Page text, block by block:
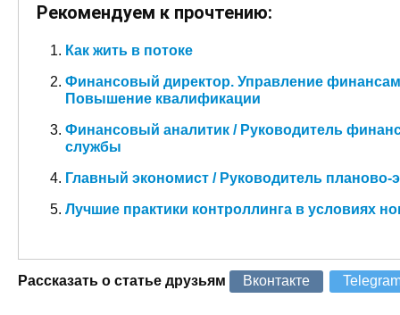
Рекомендуем к прочтению:
Как жить в потоке
Финансовый директор. Управление
Повышение квалификации
Финансовый аналитик / Руководитель
службы
Главный экономист / Руководитель планово-
Лучшие практики контроллинга в условиях
Рассказать о статье друзьям Вконтакте